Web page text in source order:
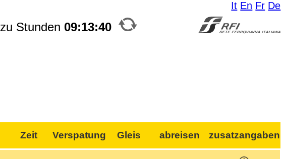
It En Fr De
zu Stunden 09:13:40
Zeit Verspatung Gleis abreisen zusatzangaben